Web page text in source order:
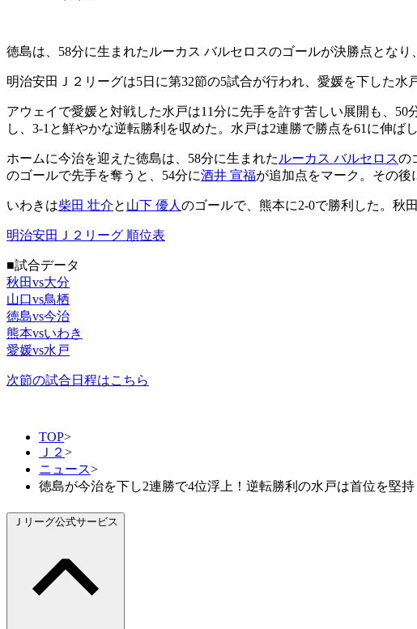
徳島は、58分に生まれたルーカス バルセロスのゴールが決勝点となり
明治安田Ｊ２リーグは5日に第32節の5試合が行われ、愛媛を下した水
アウェイで愛媛と対戦した水戸は11分に先手を許す苦しい展開も、50
し、3-1と鮮やかな逆転勝利を収めた。水戸は2連勝で勝点を61に伸ば
ホームに今治を迎えた徳島は、58分に生まれた ルーカス バルセロスの
のゴールで先手を奪うと、54分に酒井 宣福が追加点をマーク。その後
いわきは柴田 壮介と 山下 優人 のゴールで、熊本に2-0で勝利した。秋
明治安田Ｊ２リーグ 順位表
■試合データ
秋田vs大分
山口vs鳥栖
徳島vs今治
熊本vsいわき
愛媛vs水戸
次節の試合日程はこちら
TOP>
Ｊ２ >
ニュース>
徳島が今治を下し2連勝で4位浮上！逆転勝利の水戸は首位を堅持
Ｊリーグ公式サービス